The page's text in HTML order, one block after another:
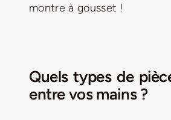
montre à gousset !
Quels types de
entre vos mains ?